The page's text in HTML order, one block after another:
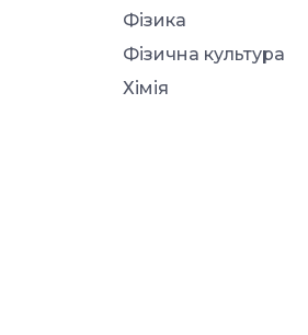
Фізика
Фізична культура
Хімія